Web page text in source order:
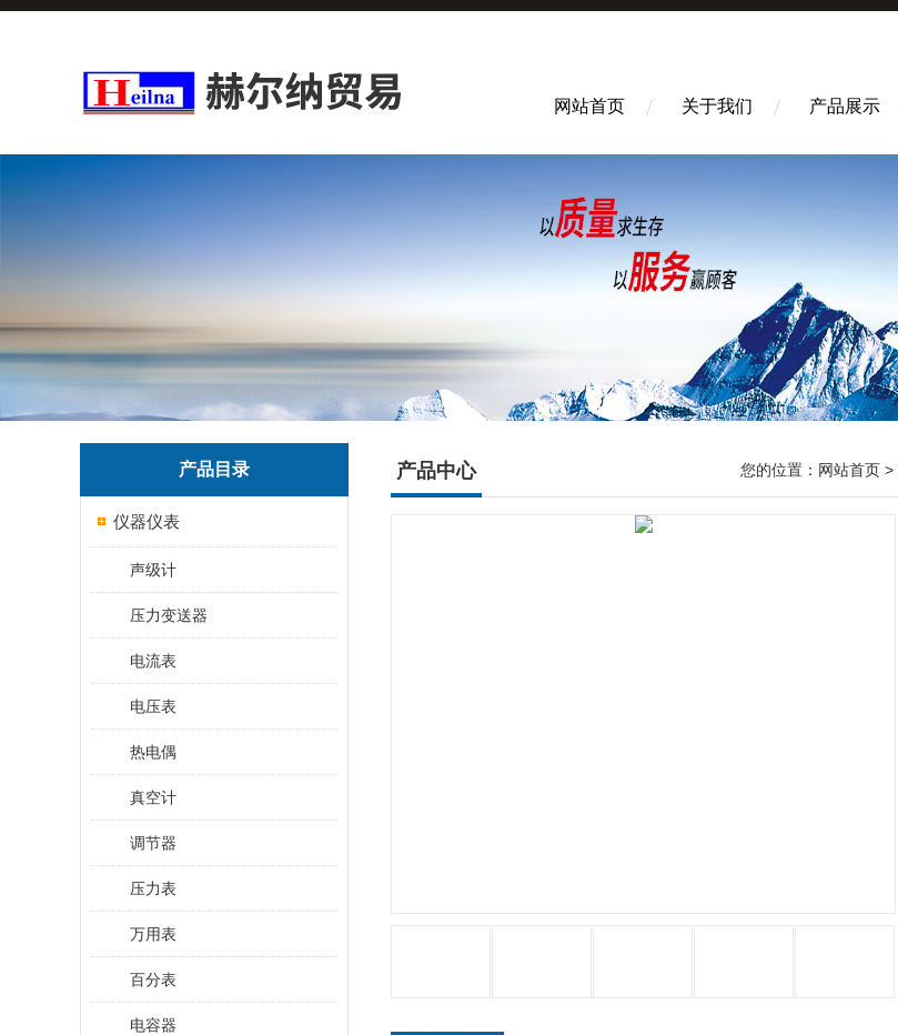
网站首页 关于我们 产品展示
产品目录
仪器仪表
声级计
压力变送器
电流表
电压表
热电偶
真空计
调节器
压力表
万用表
百分表
电容器
产品中心 您的位置： 网站首页 >